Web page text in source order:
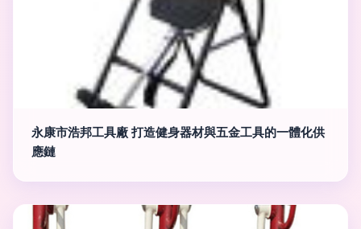
永康市浩邦工具廠 打造健身器材與五金工具的一體化供
應鏈